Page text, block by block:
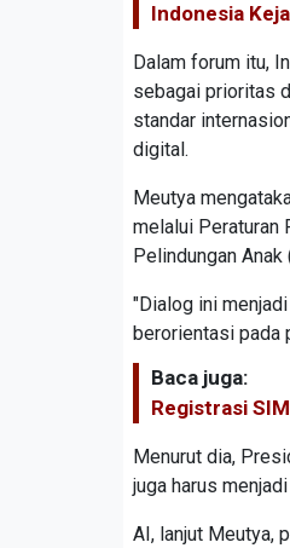
Indonesia
Dalam forum itu,
sebagai prioritas
standar
digital.
Meutya
melalui Peraturan
Pelindungan Anak
"Dialog ini
berorientasi pada
Baca juga:
Registrasi
Menurut dia,
juga harus
AI, lanjut Meutya,